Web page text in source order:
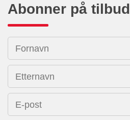
Abonner på tilbud
Fornavn
Etternavn
E-post